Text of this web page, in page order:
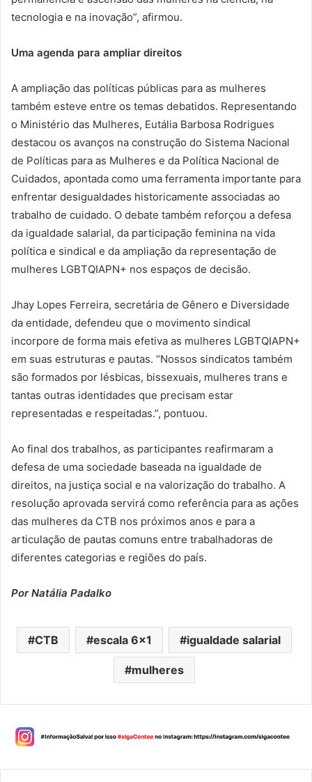
tecnologia e na inovação”, afirmou.
Uma agenda para ampliar direitos
A ampliação das políticas públicas para as mulheres
também esteve entre os temas debatidos. Representando
o Ministério das Mulheres, Eutália Barbosa Rodrigues
destacou os avanços na construção do Sistema Nacional
de Políticas para as Mulheres e da Política Nacional de
Cuidados, apontada como uma ferramenta importante para
enfrentar desigualdades historicamente associadas ao
trabalho de cuidado. O debate também reforçou a defesa
da igualdade salarial, da participação feminina na vida
política e sindical e da ampliação da representação de
mulheres LGBTQIAPN+ nos espaços de decisão.
Jhay Lopes Ferreira, secretária de Gênero e Diversidade
da entidade, defendeu que o movimento sindical
incorpore de forma mais efetiva as mulheres LGBTQIAPN+
em suas estruturas e pautas. “Nossos sindicatos também
são formados por lésbicas, bissexuais, mulheres trans e
tantas outras identidades que precisam estar
representadas e respeitadas.”, pontuou.
Ao final dos trabalhos, as participantes reafirmaram a
defesa de uma sociedade baseada na igualdade de
direitos, na justiça social e na valorização do trabalho. A
resolução aprovada servirá como referência para as ações
das mulheres da CTB nos próximos anos e para a
articulação de pautas comuns entre trabalhadoras de
diferentes categorias e regiões do país.
Por Natália Padalko
CTB escala 6x1 igualdade salarial
mulheres